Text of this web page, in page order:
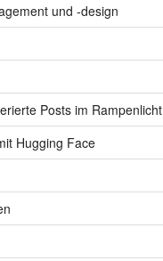
und -design
Posts im Rampenlicht
Hugging Face